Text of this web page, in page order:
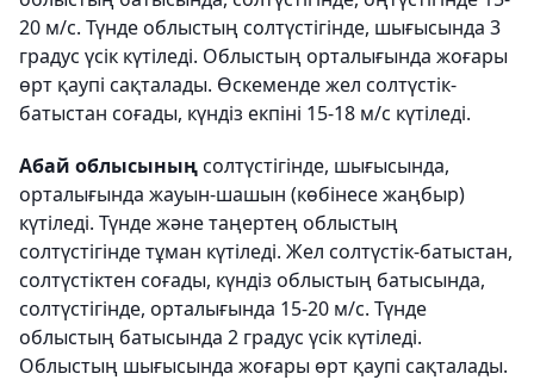
20 м/с. Түнде облыстың солтүстігінде, шығысында 3
градус үсік күтіледі. Облыстың орталығында жоғары
өрт қаупі сақталады. Өскеменде жел солтүстік-
батыстан соғады, күндіз екпіні 15-18 м/с күтіледі.
Абай облысыныңсолтүстігінде, шығысында,
орталығында жауын-шашын (көбінесе жаңбыр)
күтіледі. Түнде және таңертең облыстың
солтүстігінде тұман күтіледі. Жел солтүстік-батыстан,
солтүстіктен соғады, күндіз облыстың батысында,
солтүстігінде, орталығында 15-20 м/с. Түнде
облыстың батысында 2 градус үсік күтіледі.
Облыстың шығысында жоғары өрт қаупі сақталады.